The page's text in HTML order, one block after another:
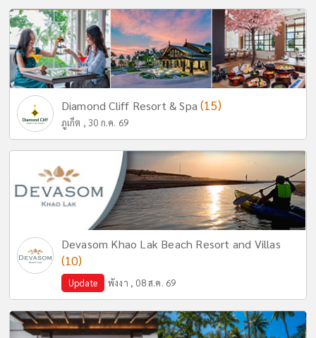
Diamond Cliff Resort & Spa(15)
ภูเก็ต , 30 ก.ค. 69
Devasom Khao Lak Beach Resort and Villas
(10)
Update พังงา , 08 ส.ค. 69